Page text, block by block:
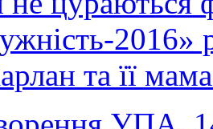
2016»
та її